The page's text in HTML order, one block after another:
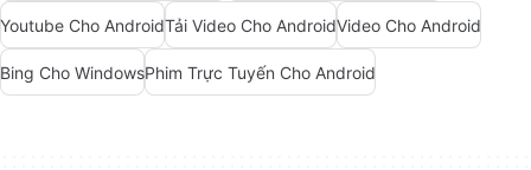
Youtube Cho AndroidTải Video Cho AndroidVideo Cho Android
Bing Cho WindowsPhim Trực Tuyến Cho Android